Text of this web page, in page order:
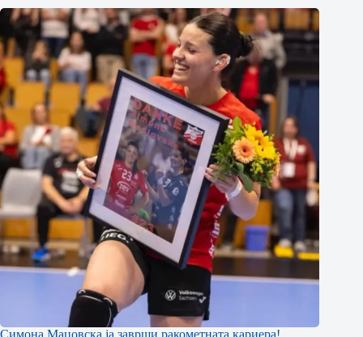
Симона Маџовска ја заврши ракометната кариера!